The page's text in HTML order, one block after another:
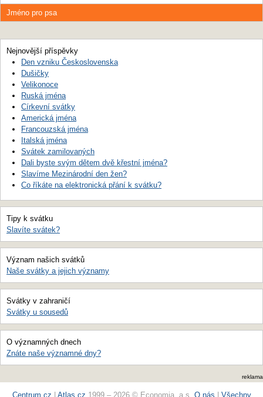
Jméno pro psa
Nejnovější příspěvky
Den vzniku Československa
Dušičky
Velikonoce
Ruská jména
Církevní svátky
Americká jména
Francouzská jména
Italská jména
Svátek zamilovaných
Dali byste svým dětem dvě křestní jména?
Slavíme Mezinárodní den žen?
Co říkáte na elektronická přání k svátku?
Tipy k svátku
Slavíte svátek?
Význam našich svátků
Naše svátky a jejich významy
Svátky v zahraničí
Svátky u sousedů
O významných dnech
Znáte naše významné dny?
reklama
Centrum.cz Atlas.cz 1999 – 2026 © Economia, a.s. O nás Všechny